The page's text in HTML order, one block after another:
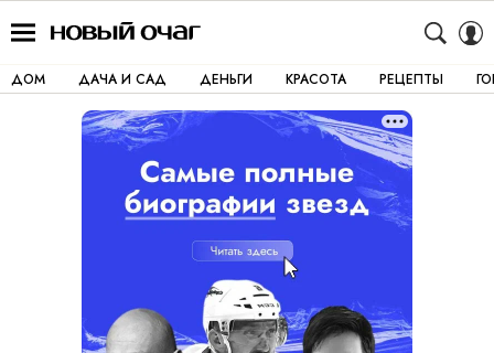
ДОМ ДАЧА И САД ДЕНЬГИ КРАСОТА РЕЦЕПТЫ